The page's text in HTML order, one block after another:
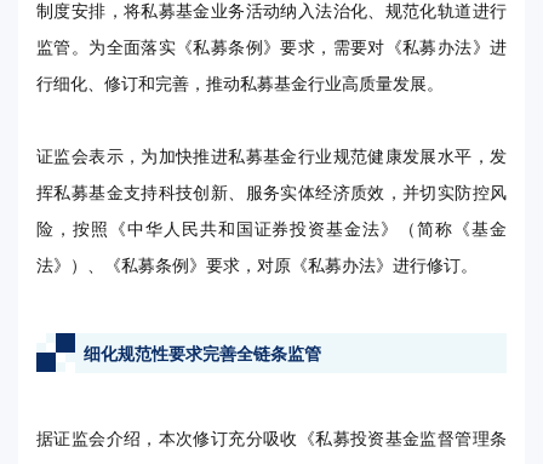
制度安排，将私募基金业务活动纳入法治化、规范化轨道进行
监管。为全面落实《私募条例》要求，需要对《私募办法》进
行细化、修订和完善，推动私募基金行业高质量发展。
证监会表示，为加快推进私募基金行业规范健康发展水平，发
挥私募基金支持科技创新、服务实体经济质效，并切实防控风
险，按照《中华人民共和国证券投资基金法》（简称《基金
法》）、《私募条例》要求，对原《私募办法》进行修订。
细化规范性要求完善全链条监管
据证监会介绍，本次修订充分吸收《私募投资基金监督管理条